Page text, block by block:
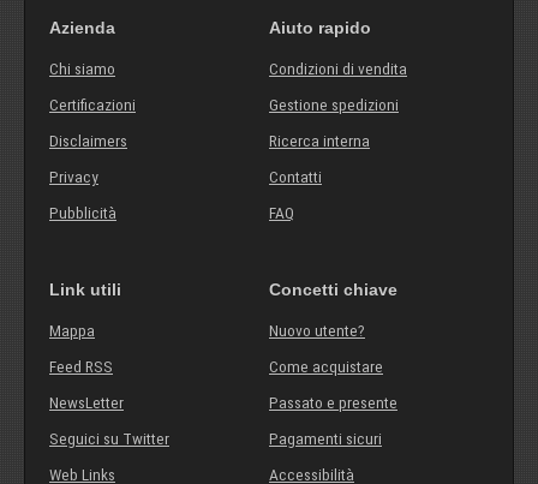
Azienda
Chi siamo
Certificazioni
Disclaimers
Privacy
Pubblicità
Aiuto rapido
Condizioni di vendita
Gestione spedizioni
Ricerca interna
Contatti
FAQ
Link utili
Mappa
Feed RSS
NewsLetter
Seguici su Twitter
Web Links
Concetti chiave
Nuovo utente?
Come acquistare
Passato e presente
Pagamenti sicuri
Accessibilità